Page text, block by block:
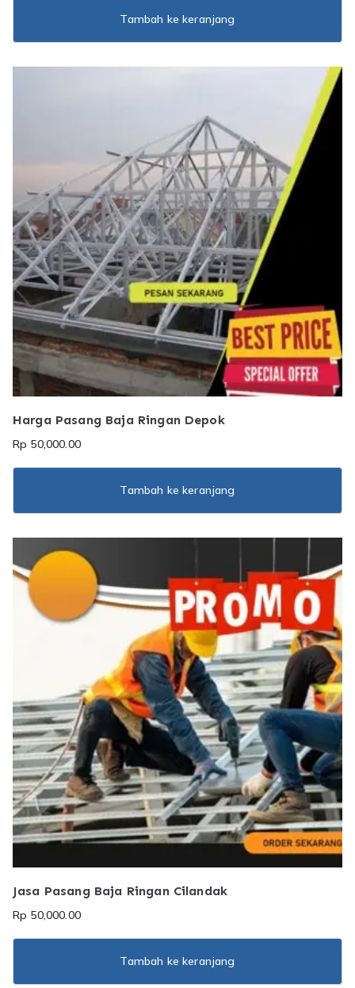
Tambah ke keranjang
Harga Pasang Baja Ringan Depok
Rp 50,000.00
Tambah ke keranjang
Jasa Pasang Baja Ringan Cilandak
Rp 50,000.00
Tambah ke keranjang